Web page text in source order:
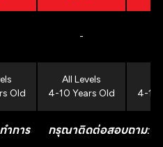
-
Old
All Levels
4-10 Years Old
4-10
ทำการ กรุณาติดต่อสอบถาม: